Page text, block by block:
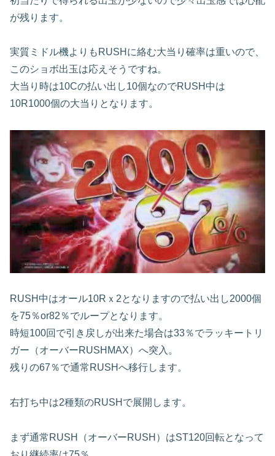
が残ります。
実質ミドル機よりもRUSHに絡む大当り確率は重いので、
このショボ出玉は応えそうですね。
大当り時は10Cの払い出し10個なのでRUSH中は
10R1000個の大当りとなります。
RUSH中はオール10Rｘ2となりますので払い出し2000個
を75％or82％でループとなります。
時短100回で引き戻しが出来た場合は33％でラッキートリ
ガー（オーバーRUSHMAX）へ突入。
残りの67％で通常RUSHへ移行します。
右打ち中は2種類のRUSHで展開します。
まず通常RUSH（オーバーRUSH）はST120回転となって